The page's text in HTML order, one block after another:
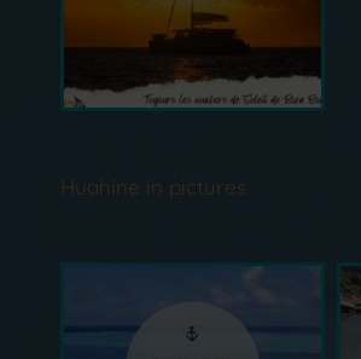
Huahine in pictures